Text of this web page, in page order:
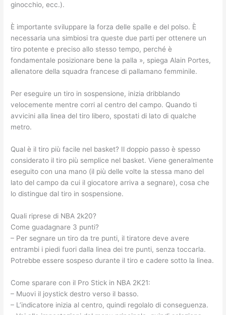
ginocchio, ecc.).
È importante sviluppare la forza delle spalle e del polso. È
necessaria una simbiosi tra queste due parti per ottenere un
tiro potente e preciso allo stesso tempo, perché è
fondamentale posizionare bene la palla », spiega Alain Portes,
allenatore della squadra francese di pallamano femminile.
Per eseguire un tiro in sospensione, inizia dribblando
velocemente mentre corri al centro del campo. Quando ti
avvicini alla linea del tiro libero, spostati di lato di qualche
metro.
Qual è il tiro più facile nel basket? Il doppio passo è spesso
considerato il tiro più semplice nel basket. Viene generalmente
eseguito con una mano (il più delle volte la stessa mano del
lato del campo da cui il giocatore arriva a segnare), cosa che
lo distingue dal tiro in sospensione.
Quali riprese di NBA 2k20?
Come guadagnare 3 punti?
– Per segnare un tiro da tre punti, il tiratore deve avere
entrambi i piedi fuori dalla linea dei tre punti, senza toccarla.
Potrebbe essere sospeso durante il tiro e cadere sotto la linea.
Come sparare con il Pro Stick in NBA 2K21:
– Muovi il joystick destro verso il basso.
– L’indicatore inizia al centro, quindi regolalo di conseguenza.